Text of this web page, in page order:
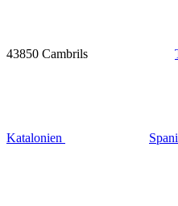
43850 Cambrils
Katalonien